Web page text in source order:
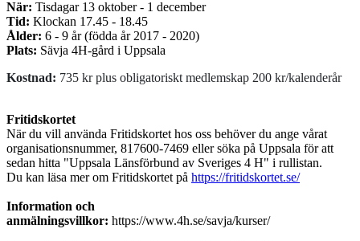
När: Tisdagar 13 oktober - 1 december
Tid: Klockan 17.45 - 18.45
Ålder: 6 - 9 år(födda år 2017 - 2020)
Plats: Sävja 4H-gård i Uppsala
Kostnad: 735 kr plus obligatoriskt medlemskap 200 kr/kalenderår
Fritidskortet
När du vill använda Fritidskortet hos oss behöver du ange vårat
organisationsnummer, 817600-7469 eller söka på Uppsala för att
sedan hitta "Uppsala Länsförbund av Sveriges 4 H" i rullistan.
Du kan läsa mer om Fritidskortet på https://fritidskortet.se/
Information och
anmälningsvillkor: https://www.4h.se/savja/kurser/